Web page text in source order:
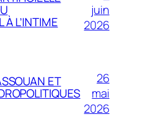
À L’INTIME
juin
2026
ET
26
mai
2026